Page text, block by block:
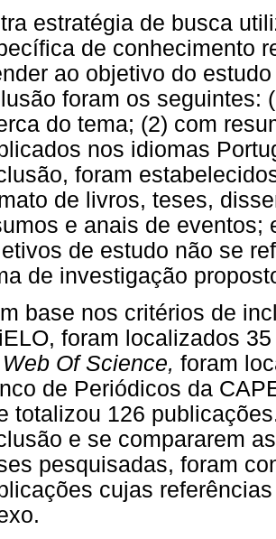
estratégia de busca
de conhecimento
ao objetivo do
foram os seguintes:
do tema; (2) com
nos idiomas
foram
de livros, teses,
e anais de eventos;
de estudo não se
de investigação
base nos critérios de
foram localizados
Web Of Science, foram
de Periódicos da
totalizou 126
e se compararem
pesquisadas, foram
cujas